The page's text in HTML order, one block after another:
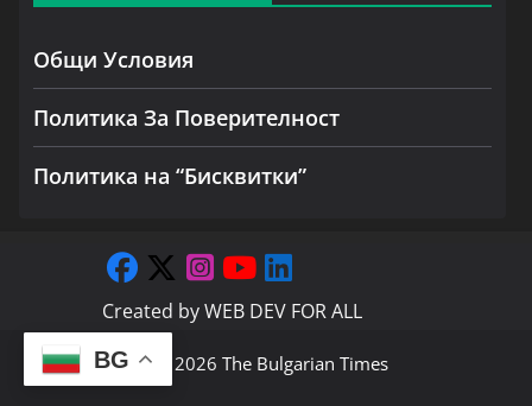
Общи Условия
Политика За Поверителност
Политика на “Бисквитки”
Created byWEB DEV FOR ALL
Copyright © 2026 The Bulgarian Times
BG